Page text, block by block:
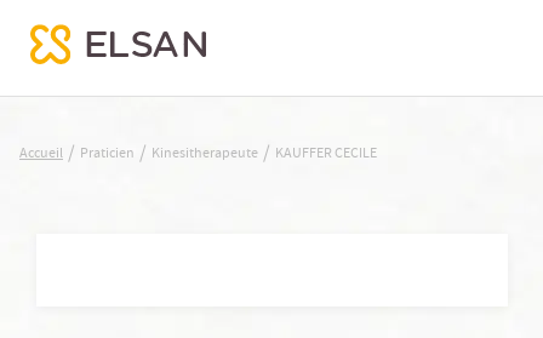
KAUFFER CECILE
Accueil / Praticien / Kinesitherapeute / KAUFFER CECILE